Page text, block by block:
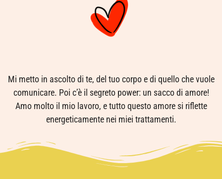
Mi metto in ascolto di te, del tuo corpo e di quello che vuole
comunicare. Poi c’è il segreto power: un sacco di amore!
Amo molto il mio lavoro, e tutto questo amore si riflette
energeticamente nei miei trattamenti.